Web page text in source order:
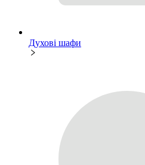
Духові шафи